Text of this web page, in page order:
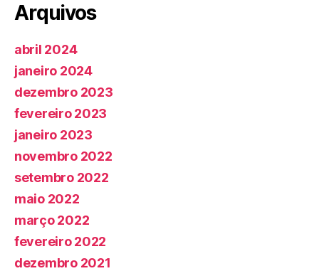
Arquivos
abril 2024
janeiro 2024
dezembro 2023
fevereiro 2023
janeiro 2023
novembro 2022
setembro 2022
maio 2022
março 2022
fevereiro 2022
dezembro 2021